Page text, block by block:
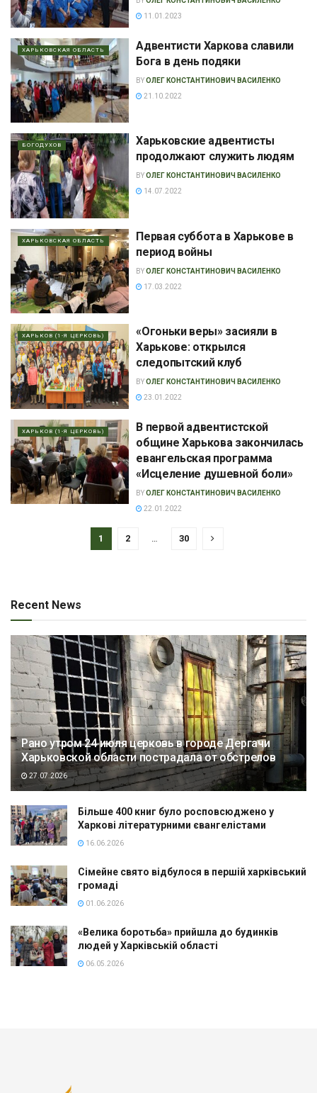
11.01.2023
ХАРЬКОВСКАЯ ОБЛАСТЬ
Адвентисти Харкова славили
Бога в день подяки
BYОЛЕГ КОНСТАНТИНОВИЧ ВАСИЛЕНКО
21.10.2022
БОГОДУХОВ
Харьковские адвентисты
продолжают служить людям
BYОЛЕГ КОНСТАНТИНОВИЧ ВАСИЛЕНКО
14.07.2022
ХАРЬКОВСКАЯ ОБЛАСТЬ
Первая суббота в Харькове в
период войны
BYОЛЕГ КОНСТАНТИНОВИЧ ВАСИЛЕНКО
17.03.2022
ХАРЬКОВ (1-Я ЦЕРКОВЬ)
«Огоньки веры» засияли в
Харькове: открылся
следопытский клуб
BYОЛЕГ КОНСТАНТИНОВИЧ ВАСИЛЕНКО
23.01.2022
ХАРЬКОВ (1-Я ЦЕРКОВЬ)
В первой адвентистской
общине Харькова закончилась
евангельская программа
«Исцеление душевной боли»
BYОЛЕГ КОНСТАНТИНОВИЧ ВАСИЛЕНКО
22.01.2022
1 2 30
Recent News
Рано утром 24 июля церковь в городе Дергачи
Харьковской области пострадала от обстрелов
27.07.2026
Більше 400 книг було росповсюджено у
Харкові літературними євангелістами
16.06.2026
Сімейне свято відбулося в першій харківський
громаді
01.06.2026
«Велика боротьба» прийшла до будинків
людей у Харківській області
06.05.2026